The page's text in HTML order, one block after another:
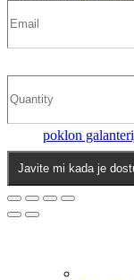
poklon
Javite mi kada je